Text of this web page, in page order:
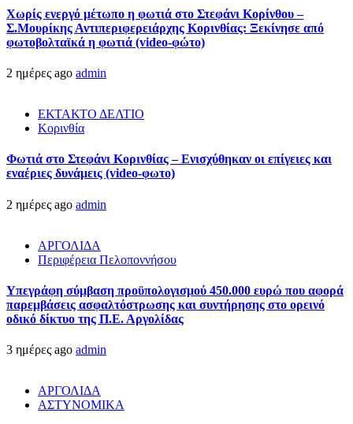
Χωρίς ενεργό μέτωπο η φωτιά στο Στεφάνι Κορίνθου –
Σ.Μουρίκης Αντιπεριφερειάρχης Κορινθίας: Ξεκίνησε από
φωτοβολταϊκά η φωτιά (video-φώτο)
2 ημέρες ago admin
ΕΚΤΑΚΤΟ ΔΕΛΤΙΟ
Κορινθία
Φωτιά στο Στεφάνι Κορινθίας – Ενισχύθηκαν οι επίγειες και
εναέριες δυνάμεις (video-φωτο)
2 ημέρες ago admin
ΑΡΓΟΛΙΔΑ
Περιφέρεια Πελοποννήσου
Υπεγράφη σύμβαση προϋπολογισμού 450.000 ευρώ που αφορά
παρεμβάσεις ασφαλτόστρωσης και συντήρησης στο ορεινό
οδικό δίκτυο της Π.Ε. Αργολίδας
3 ημέρες ago admin
ΑΡΓΟΛΙΔΑ
ΑΣΤΥΝΟΜΙΚΑ